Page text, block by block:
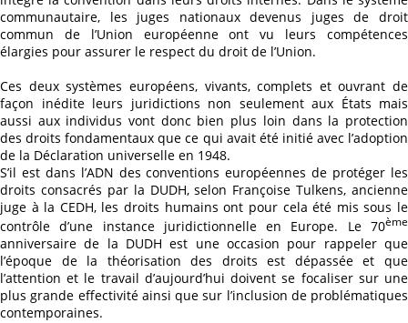
communautaire, les juges nationaux devenus juges de droit
commun de l’Union européenne ont vu leurs compétences
élargies pour assurer le respect du droit de l’Union.
Ces deux systèmes européens, vivants, complets et ouvrant de
façon inédite leurs juridictions non seulement aux États mais
aussi aux individus vont donc bien plus loin dans la protection
des droits fondamentaux que ce qui avait été initié avec l’adoption
de la Déclaration universelle en 1948.
S’il est dans l’ADN des conventions européennes de protéger les
droits consacrés par la DUDH, selon FrançoiseTulkens, ancienne
juge à la CEDH, les droits humains ont pour cela été mis sous le
contrôle d’une instance juridictionnelle en Europe. Le 70ème
anniversaire de la DUDH est une occasion pour rappeler que
l’époque de la théorisation des droits est dépassée et que
l’attention et le travail d’aujourd’hui doivent se focaliser sur une
plus grande effectivité ainsi que sur l’inclusion de problématiques
contemporaines.